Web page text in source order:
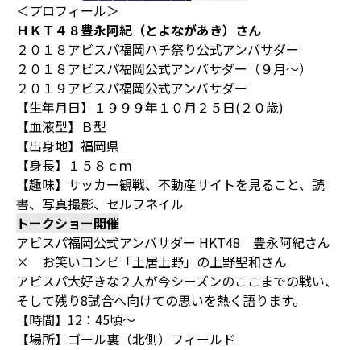
＜プロフィール＞
ＨＫＴ４８豊永阿紀（とよながあき）さん
２０１８アビスパ福岡ハチ祭り公式アンバサダー
２０１８アビスパ福岡公式アンバサダー（９月～）
２０１９アビスパ福岡公式アンバサダー
【生年月日】１９９９年１０月２５日(２０歳)
【血液型】Ｂ型
【出身地】福岡県
【身長】１５８ｃｍ
【趣味】サッカー観戦、不動産サイトを見ること、読
書、写真撮影、セルフネイル
トークショー開催
アビスパ福岡公式アンバサダー HKT48 豊永阿紀さん
× お笑いコンビ「土居上野」の上野聖和さん
アビスパ大好きな２人が今シーズンのここまでの戦い、
そして残り8試合へ向けての思いを熱く語ります。
【時間】12：45頃～
【場所】ゴール裏（北側）フィールド